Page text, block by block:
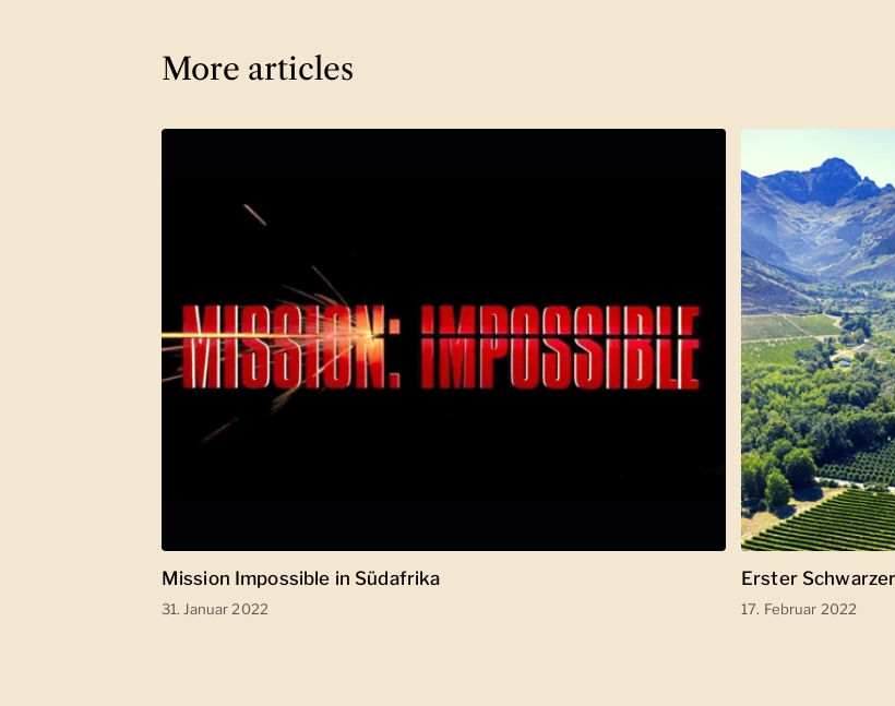
More articles
Mission Impossible in Südafrika
31. Januar 2022
Erster
17. Februar 2022